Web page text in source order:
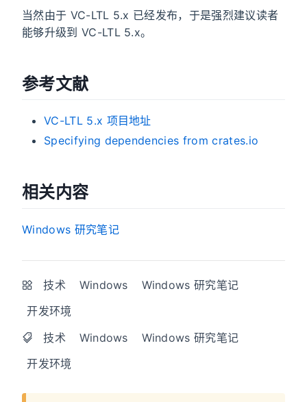
当然由于 VC-LTL 5.x 已经发布，于是强烈建议读者
能够升级到 VC-LTL 5.x。
参考文献
VC-LTL 5.x 项目地址
Specifying dependencies from crates.io
相关内容
Windows 研究笔记
技术 Windows
Windows 研究笔记
开发环境
技术
Windows
Windows 研究笔记
开发环境